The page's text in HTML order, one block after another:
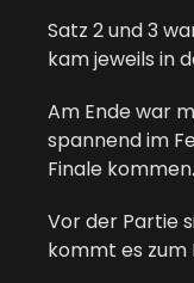
Satz 2 und 3
kam jeweils in
Am Ende war
spannend im
Finale kommen.
Vor der Partie
kommt es zum